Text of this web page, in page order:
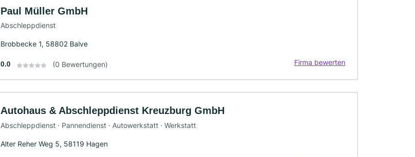
Paul Müller GmbH
Abschleppdienst
Brobbecke 1, 58802 Balve
0.0 (0 Bewertungen) Firma bewerten
Autohaus & Abschleppdienst Kreuzburg GmbH
Abschleppdienst · Pannendienst · Autowerkstatt · Werkstatt
Alter Reher Weg 5, 58119 Hagen